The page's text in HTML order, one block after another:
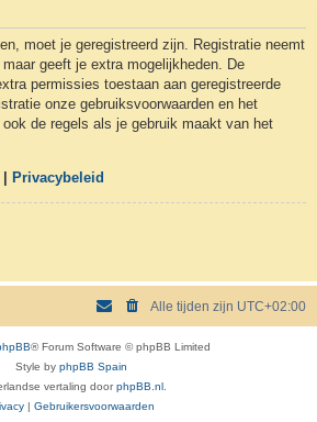
moet je geregistreerd zijn. Registratie neemt
geeft je extra mogelijkheden. De
permissies toestaan aan geregistreerde
onze gebruiksvoorwaarden en het
de regels als je gebruik maakt van het
Privacybeleid
Alle tijden zijn UTC+02:00
® Forum Software © phpBB Limited
Style by phpBB Spain
vertaling doorphpBB.nl .
Gebruikersvoorwaarden